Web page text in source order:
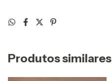
Produtos similares